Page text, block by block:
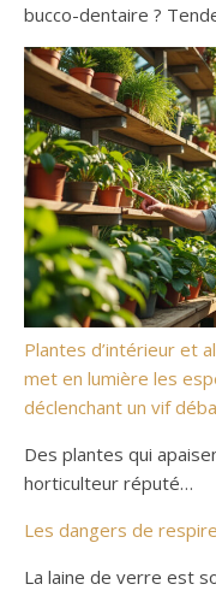
bucco-dentaire ?
Plantes d’intérieur et
met en lumière les
déclenchant un vif
Des plantes qui
horticulteur réputé…
Les dangers de
La laine de verre est